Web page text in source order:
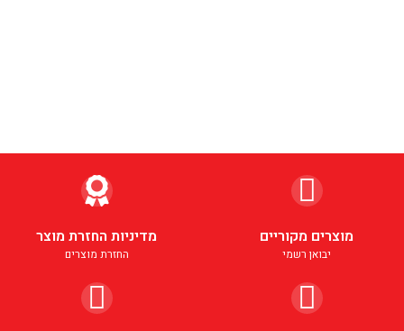
מוצרים מקוריים
יבואן רשמי
מדיניות החזרת מוצר
החזרת מוצרים